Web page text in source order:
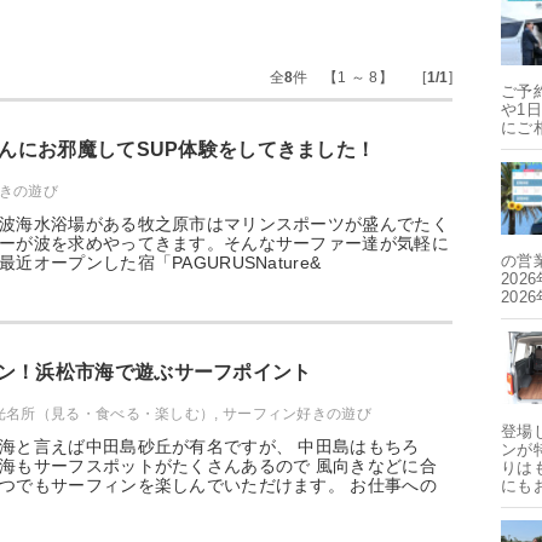
全8件 【1 ～ 8】 [1/1]
にお邪魔してSUP体験をしてきました！
の遊び
海水浴場がある牧之原市はマリンスポーツが盛んでたく
が波を求めやってきます。そんなサーファー達が気軽に
近オープンした宿「PAGURUSNature&
！浜松市海で遊ぶサーフポイント
所（見る・食べる・楽しむ） , サーフィン好きの遊び
と言えば中田島砂丘が有名ですが、 中田島はもちろ
もサーフスポットがたくさんあるので 風向きなどに合
でもサーフィンを楽しんでいただけます。 お仕事への
ご予
や1
にご
の営
2026
2026
登場
ンが
りは
にも